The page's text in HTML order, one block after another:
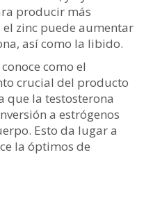
producir más
zinc puede aumentar
así como la libido.
como el
crucial del producto
que la testosterona
a estrógenos
Esto da lugar a
la óptimos de